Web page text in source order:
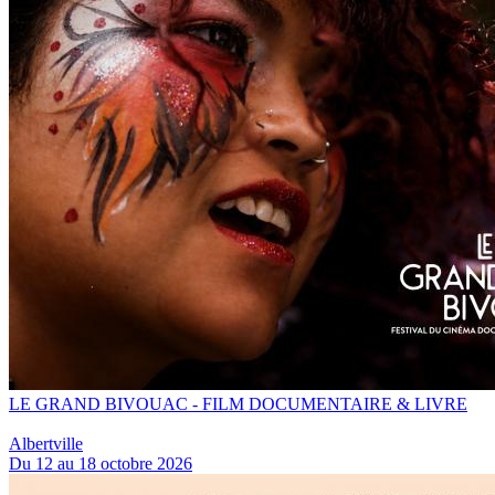
LE GRAND BIVOUAC - FILM DOCUMENTAIRE & LIVRE
Albertville
Du 12 au 18 octobre 2026